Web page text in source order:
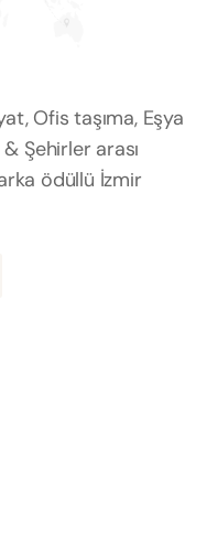
Ofis taşıma, Eşya
Şehirler arası
ödüllü İzmir